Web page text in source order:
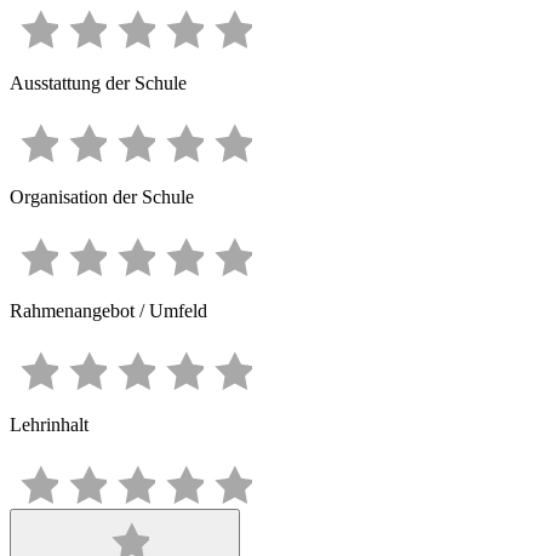
Ausstattung der Schule
Organisation der Schule
Rahmenangebot / Umfeld
Lehrinhalt